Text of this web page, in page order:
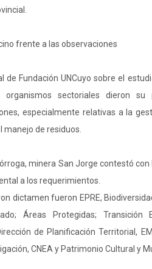
frente a las observaciones
de Fundación UNCuyo sobre el
sectoriales dieron su
especialmente relativas a la
manejo de residuos.
minera San Jorge contestó
a los requerimientos.
dictamen fueron EPRE,
Áreas Protegidas; Transición
de Planificación Territorial,
CNEA y Patrimonio Cultural y